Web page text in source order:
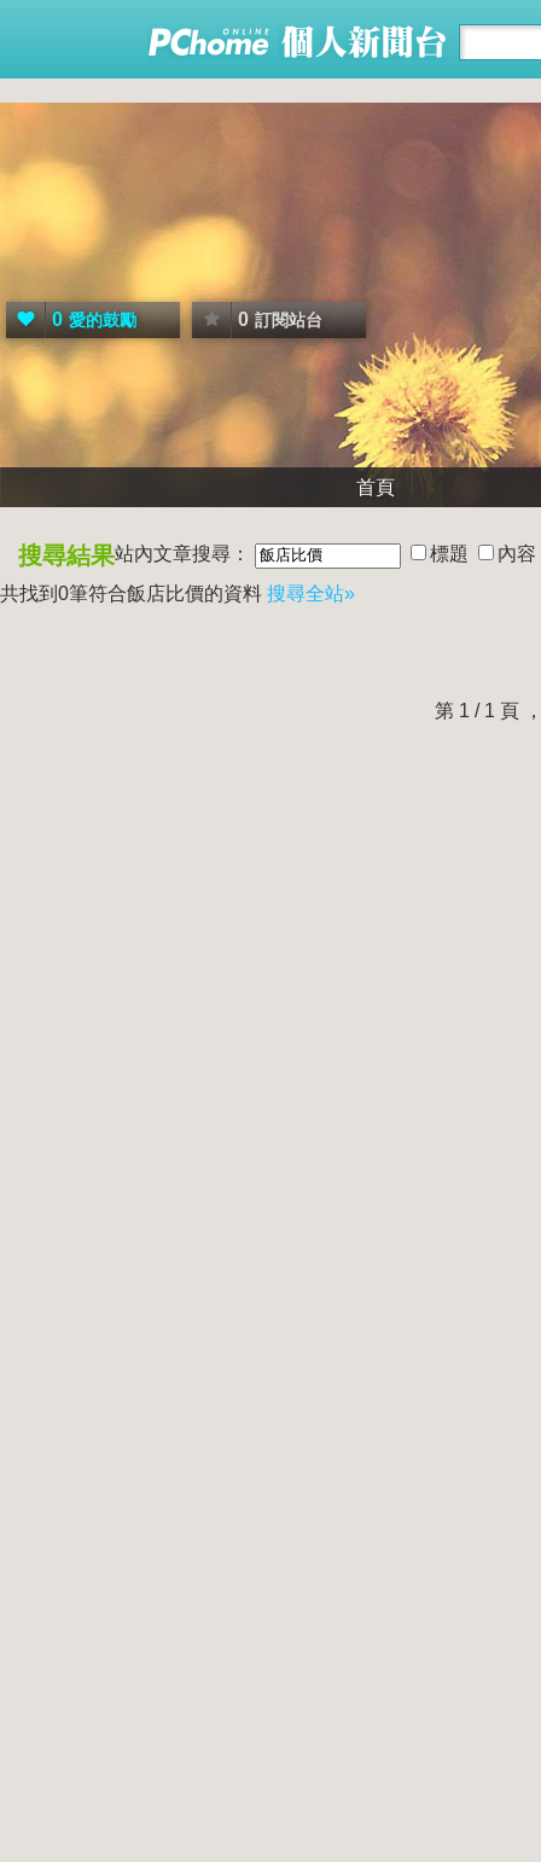
0 愛的鼓勵 0 訂閱站台
首頁
搜尋結果站內文章搜尋： 標題
內容
共找到0筆符合飯店比價的資料 搜尋全站»
第 1 / 1